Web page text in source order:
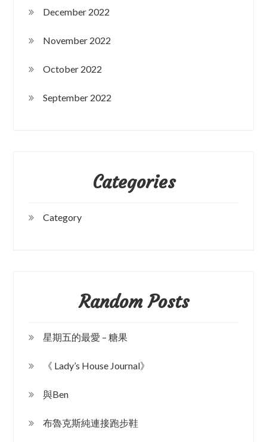
December 2022
November 2022
October 2022
September 2022
Categories
Category
Random Posts
星期五的最愛 – 糖果
《 Lady’s House Journal》
與Ben
布魯克斯純連接跑步鞋